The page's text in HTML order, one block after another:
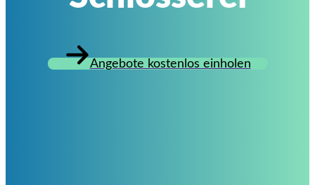
Angebote kostenlos einholen